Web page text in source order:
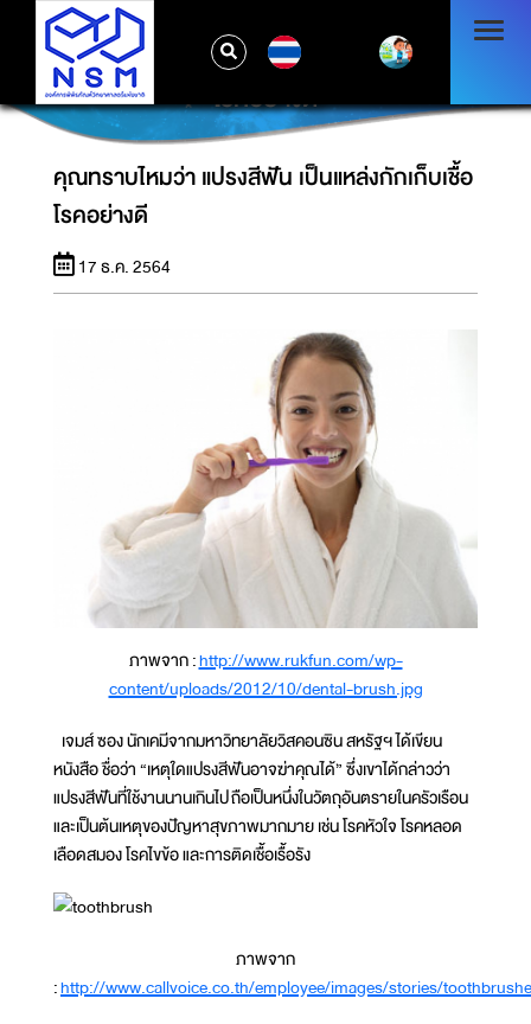
คุณทราบไหมว่า แปรงสีฟัน เป็นแหล่งกักเก็บเชื้อ
โรคอย่างดี
คุณทราบไหมว่า แปรงสีฟัน เป็นแหล่งกักเก็บเชื้อ
โรคอย่างดี
17 ธ.ค. 2564
ภาพจาก :http://www.rukfun.com/wp-
content/uploads/2012/10/dental-brush.jpg
เจมส์ ซอง นักเคมีจากมหาวิทยาลัยวิสคอนซิน สหรัฐฯ ได้เขียน
หนังสือ ชื่อว่า “เหตุใดแปรงสีฟันอาจฆ่าคุณได้” ซึ่งเขาได้กล่าวว่า
แปรงสีฟันที่ใช้งานนานเกินไป ถือเป็นหนึ่งในวัตถุอันตรายในครัวเรือน
และเป็นต้นเหตุของปัญหาสุขภาพมากมาย เช่น โรคหัวใจ โรคหลอด
เลือดสมอง โรคไขข้อ และการติดเชื้อเรื้อรัง
ภาพจาก
:http://www.callvoice.co.th/employee/images/stories/